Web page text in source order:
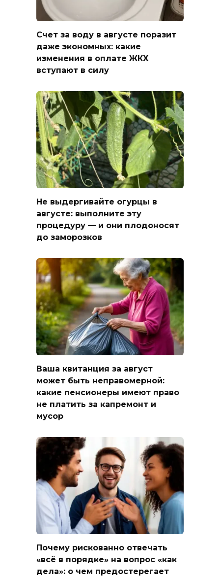
Счет за воду в августе поразит
даже экономных: какие
изменения в оплате ЖКХ
вступают в силу
Не выдергивайте огурцы в
августе: выполните эту
процедуру — и они плодоносят
до заморозков
Ваша квитанция за август
может быть неправомерной:
какие пенсионеры имеют право
не платить за капремонт и
мусор
Почему рискованно отвечать
«всё в порядке» на вопрос «как
дела»: о чем предостерегает